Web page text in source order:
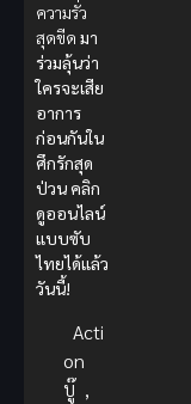
ความรั่ว
สุดขีด มา
ร่วมลุ้นว่า
ใครจะเสีย
อาการ
ก่อนกันใน
ศึกรักสุด
ป่วน คลิก
ดูออนไลน์
แบบซับ
ไทยได้แล้ว
วันนี้!
Acti
on
บู๊ ,